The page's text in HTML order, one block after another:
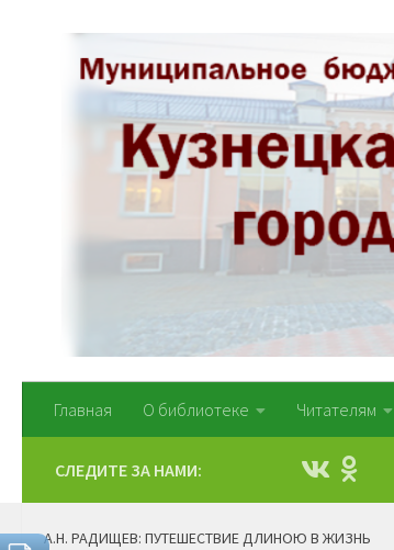
Перейти к содержимому
Главная О библиотеке Читателям
СЛЕДИТЕ ЗА НАМИ:
А.Н. РАДИЩЕВ: ПУТЕШЕСТВИЕ ДЛИНОЮ В ЖИЗНЬ